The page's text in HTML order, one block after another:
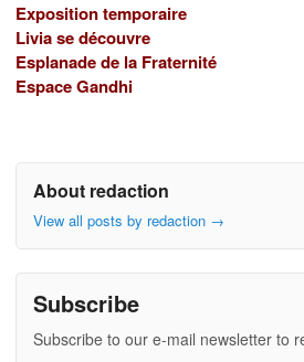
Exposition temporaire
Livia se découvre
Esplanade de la Fraternité
Espace Gandhi
About redaction
View all posts by redaction →
Subscribe
Subscribe to our e-mail newsletter to